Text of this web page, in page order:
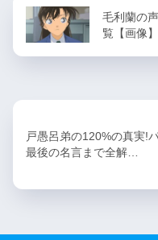
毛利蘭の
覧【画像】
戸愚呂弟の120%の真実!
最後の名言まで全解…